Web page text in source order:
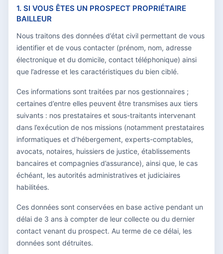
1. SI VOUS ÊTES UN PROSPECT PROPRIÉTAIRE
BAILLEUR
Nous traitons des données d’état civil permettant de vous
identifier et de vous contacter (prénom, nom, adresse
électronique et du domicile, contact téléphonique) ainsi
que l’adresse et les caractéristiques du bien ciblé.
Ces informations sont traitées par nos gestionnaires ;
certaines d’entre elles peuvent être transmises aux tiers
suivants : nos prestataires et sous-traitants intervenant
dans l’exécution de nos missions (notamment prestataires
informatiques et d’hébergement, experts-comptables,
avocats, notaires, huissiers de justice, établissements
bancaires et compagnies d’assurance), ainsi que, le cas
échéant, les autorités administratives et judiciaires
habilitées.
Ces données sont conservées en base active pendant un
délai de 3 ans à compter de leur collecte ou du dernier
contact venant du prospect. Au terme de ce délai, les
données sont détruites.